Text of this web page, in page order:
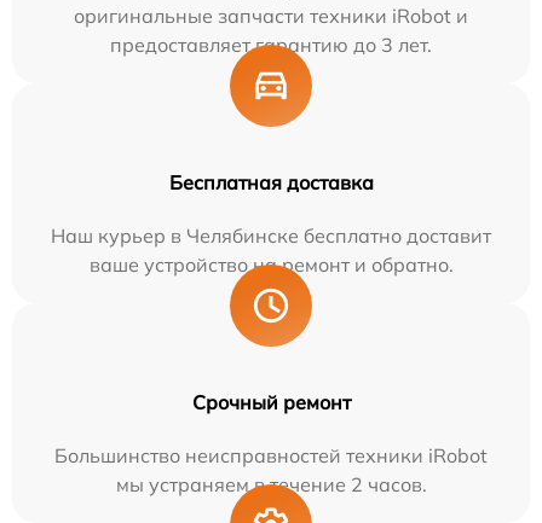
оригинальные запчасти техники iRobot и
предоставляет гарантию до 3 лет.
Бесплатная доставка
Наш курьер в Челябинске бесплатно доставит
ваше устройство на ремонт и обратно.
Срочный ремонт
Большинство неисправностей техники iRobot
мы устраняем в течение 2 часов.